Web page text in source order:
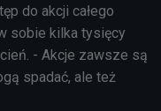
do akcji całego
sobie kilka tysięcy
- Akcje zawsze są
spadać, ale też